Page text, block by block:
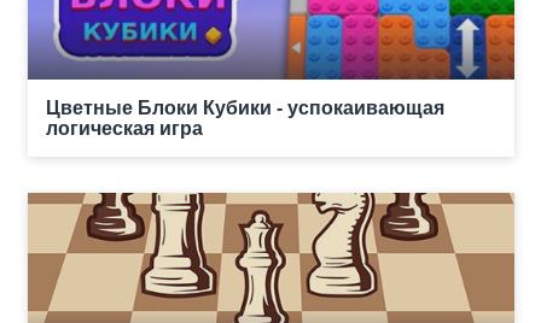
Цветные Блоки Кубики - успокаивающая
логическая игра